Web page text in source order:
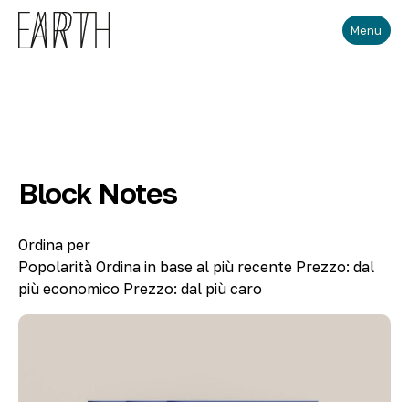
Skip to main content
Menu
Block Notes
Ordina per
Popolarità Ordina in base al più recente Prezzo: dal
più economico Prezzo: dal più caro